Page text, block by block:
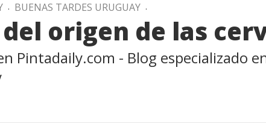
. BUENAS TARDES URUGUAY .
origen de las
Pintadaily.com - Blog especializado